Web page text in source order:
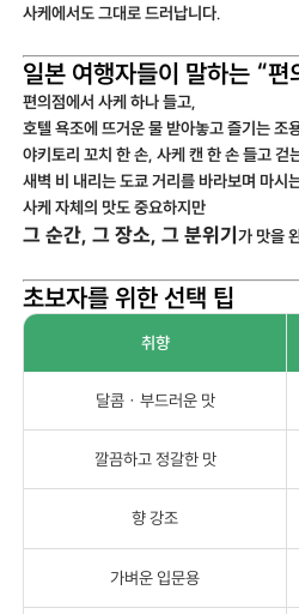
사케에서도 그대로 드러납니다.
일본 여행자들이 말하는 “편
편의점에서 사케 하나 들고,
호텔 욕조에 뜨거운 물 받아놓고 즐기는 조
야키토리 꼬치 한 손, 사케 캔 한 손 들고 걷
새벽 비 내리는 도쿄 거리를 바라보며 마시
사케 자체의 맛도 중요하지만
그 순간, 그 장소, 그 분위기가 맛을
초보자를 위한 선택 팁
취향
달콤 · 부드러운 맛
깔끔하고 정갈한 맛
향 강조
가벼운 입문용